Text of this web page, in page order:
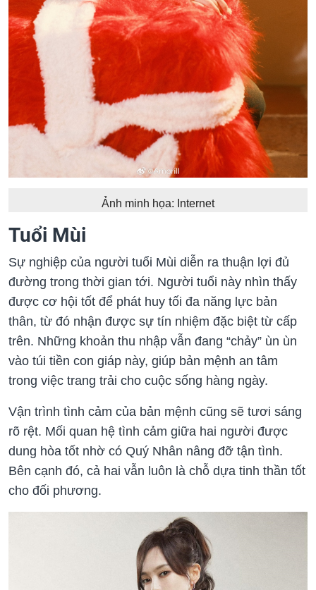
Ảnh minh họa: Internet
Tuổi Mùi
Sự nghiệp của người tuổi Mùi diễn ra thuận lợi đủ
đường trong thời gian tới. Người tuổi này nhìn thấy
được cơ hội tốt để phát huy tối đa năng lực bản
thân, từ đó nhận được sự tín nhiệm đặc biệt từ cấp
trên. Những khoản thu nhập vẫn đang “chảy” ùn ùn
vào túi tiền con giáp này, giúp bản mệnh an tâm
trong việc trang trải cho cuộc sống hàng ngày.
Vận trình tình cảm của bản mệnh cũng sẽ tươi sáng
rõ rệt. Mối quan hệ tình cảm giữa hai người được
dung hòa tốt nhờ có Quý Nhân nâng đỡ tận tình.
Bên cạnh đó, cả hai vẫn luôn là chỗ dựa tinh thần tốt
cho đối phương.